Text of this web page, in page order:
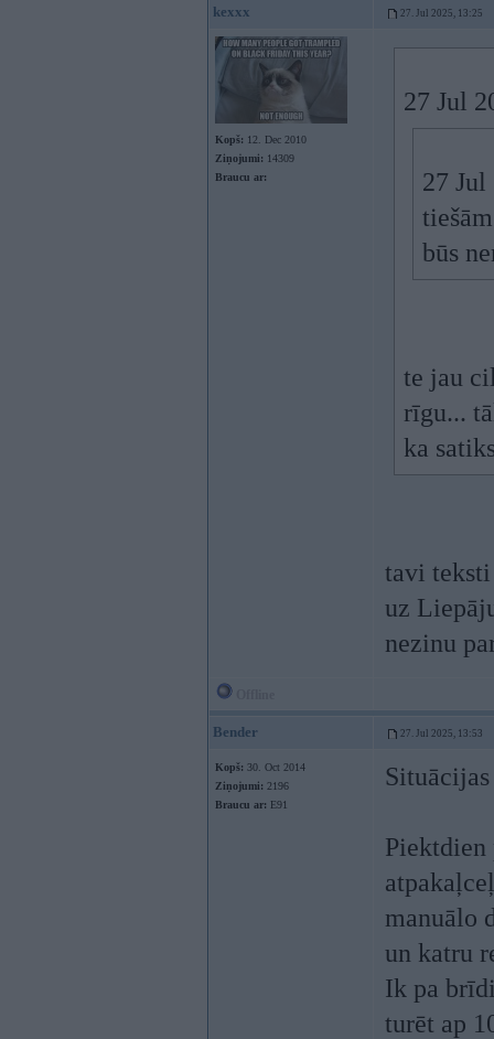
kexxx 27. Jul 2025, 13:25
Kopš: 12. Dec 2010
Ziņojumi: 14309
Braucu ar:
27 Jul
27
būs
te jau
rīgu...
ka
tavi
uz
nezinu
Bender 27. Jul 2025, 13:53
Kopš: 30. Oct 2014
Ziņojumi: 2196
Braucu ar: E91
Piektdien
manuālo
un katru
Ik pa
turēt ap